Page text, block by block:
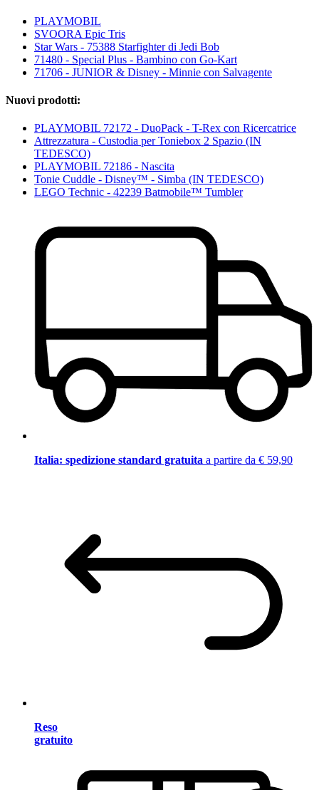
PLAYMOBIL
SVOORA Epic Tris
Star Wars - 75388 Starfighter di Jedi Bob
71480 - Special Plus - Bambino con Go-Kart
71706 - JUNIOR & Disney - Minnie con Salvagente
Nuovi prodotti:
PLAYMOBIL 72172 - DuoPack - T-Rex con Ricercatrice
Attrezzatura - Custodia per Toniebox 2 Spazio (IN
TEDESCO)
PLAYMOBIL 72186 - Nascita
Tonie Cuddle - Disney™ - Simba (IN TEDESCO)
LEGO Technic - 42239 Batmobile™ Tumbler
Italia: spedizione standard gratuita a partire da € 59,90
Reso
gratuito